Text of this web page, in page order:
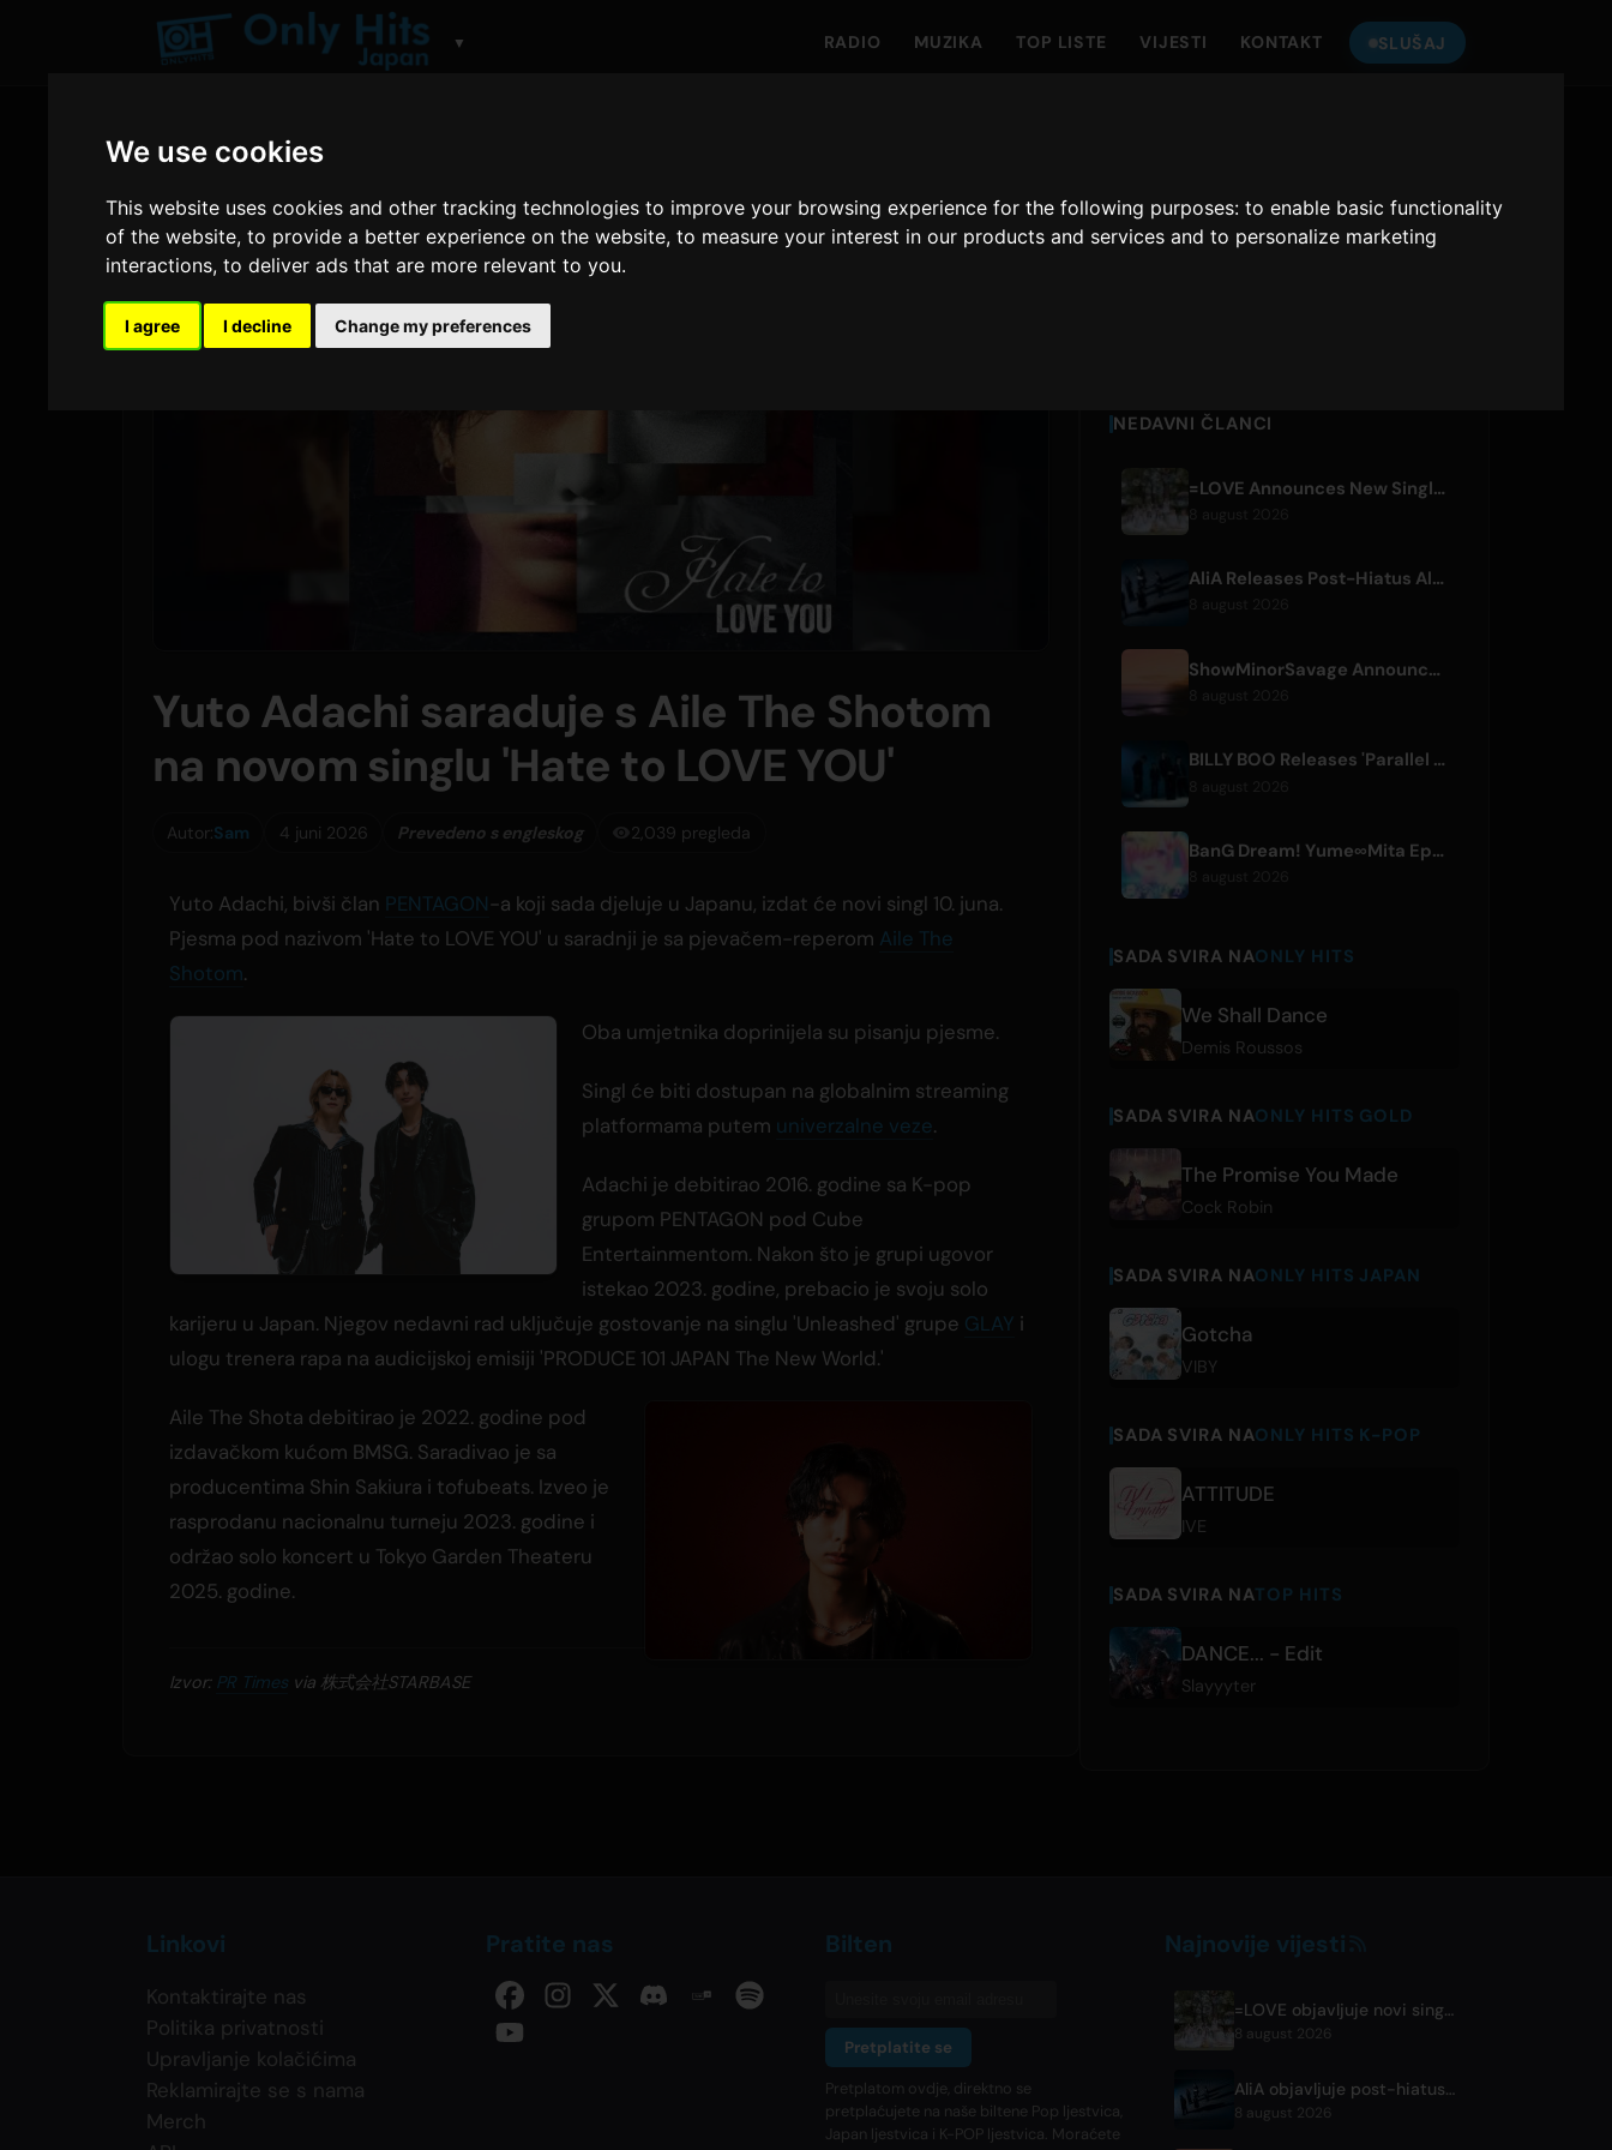
We use cookies
This website uses cookies and other tracking technologies to improve your browsing experience for the following purposes:to enable basic functionality
of the website,to provide a better experience on the website,to measure your interest in our products and services and to personalize marketing
interactions,to deliver ads that are more relevant to you.
I agree I decline Change my preferences
▼ RADIO MUZIKA TOP LISTE VIJESTI KONTAKT SLUŠAJ
Yuto Adachi saraduje s Aile The Shotom
na novom singlu 'Hate to LOVE YOU'
Autor:Sam 4 juni 2026 Prevedeno s engleskog 2,039 pregleda
Yuto Adachi, bivši član PENTAGON-a koji sada djeluje u Japanu, izdat će novi singl 10. juna.
Pjesma pod nazivom 'Hate to LOVE YOU' u saradnji je sa pjevačem-reperom Aile The
Shotom.
Oba umjetnika doprinijela su pisanju pjesme.
Singl će biti dostupan na globalnim streaming
platformama putem univerzalne veze.
Adachi je debitirao 2016. godine sa K-pop
grupom PENTAGON pod Cube
Entertainmentom. Nakon što je grupi ugovor
istekao 2023. godine, prebacio je svoju solo
karijeru u Japan. Njegov nedavni rad uključuje gostovanje na singlu 'Unleashed' grupe GLAY i
ulogu trenera rapa na audicijskoj emisiji 'PRODUCE 101 JAPAN The New World.'
Aile The Shota debitirao je 2022. godine pod
izdavačkom kućom BMSG. Saradivao je sa
producentima Shin Sakiura i tofubeats. Izveo je
rasprodanu nacionalnu turneju 2023. godine i
održao solo koncert u Tokyo Garden Theateru
2025. godine.
Izvor: PR Times via 株式会社STARBASE
NEDAVNI ČLANCI
=LOVE Announces New Single 'Koi, Hajimemashita.' and Tokyo Dome Concerts
8 august 2026
AliA Releases Post-Hiatus Album 'mate', Announces Tokyo Live
ShowMinorSavage Announces New Digital Single 'Gradation'
BILLY BOO Releases 'Parallel Night-EP' Featuring TV Drama Theme Song
BanG Dream! Yume∞Mita Episode 8 Live Clip Released
SADA SVIRA NAONLY HITS
We Shall Dance
Demis Roussos
SADA SVIRA NAONLY HITS GOLD
The Promise You Made
Cock Robin
SADA SVIRA NAONLY HITS JAPAN
Gotcha
VIBY
SADA SVIRA NAONLY HITS K-POP
ATTITUDE
IVE
SADA SVIRA NATOP HITS
DANCE... - Edit
Slayyyter
Linkovi
Kontaktirajte nas
Politika privatnosti
Upravljanje kolačićima
Reklamirajte se s nama
Merch
Pratite nas Bilten
Pretplatite se
Pretplatom ovdje, direktno se
pretplaćujete na naše biltene Pop ljestvica,
Japan ljestvica i K-POP ljestvica. Moraćete
Najnovije vijesti
=LOVE objavljuje novi singl 'Koi, Hajimemashita.' i koncerte u Tokyo Domeu
8 august 2026
AliA objavljuje post-hiatus album 'mate', najavljuje nastup u Tokiju
8 august 2026